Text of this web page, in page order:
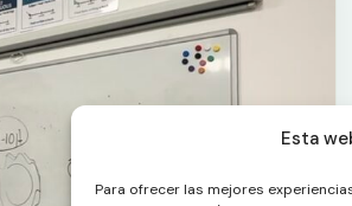
Esta
Para ofrecer las mejores